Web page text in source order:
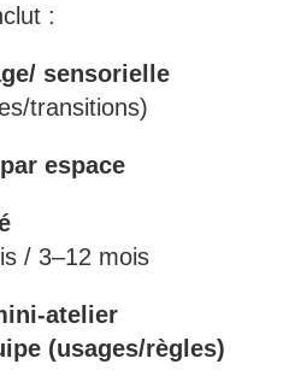
:
sensorielle
transitions)
espace
/ 3–12 mois
atelier
(usages/règles)